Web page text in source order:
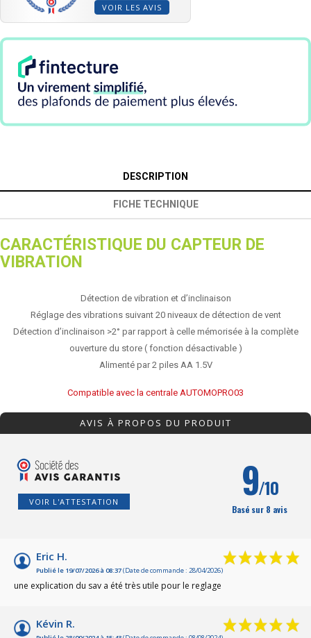
VOIR LES AVIS
DESCRIPTION
FICHE TECHNIQUE
CARACTÉRISTIQUE DU CAPTEUR DE
VIBRATION
Détection de vibration et d’inclinaison
Réglage des vibrations suivant 20 niveaux de détection de vent
Détection d’inclinaison >2° par rapport à celle mémorisée à la complète
ouverture du store ( fonction désactivable )
Alimenté par 2 piles AA 1.5V
Compatible avec la centrale AUTOMOPRO03
AVIS À PROPOS DU PRODUIT
VOIR L'ATTESTATION 9/10
Basé sur 8 avis
Eric H.
Publié le 19/07/2026 à 08:37(Date de commande : 28/04/2026)
une explication du sav a été très utile pour le reglage
Kévin R.